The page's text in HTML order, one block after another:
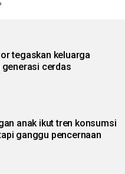
tegaskan keluarga
cerdas
anak ikut tren konsumsi
ganggu pencernaan